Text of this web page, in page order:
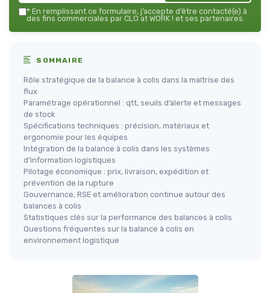
* En remplissant ce formulaire, j’accepte d’être contacté(e) à
des fins commerciales par CLO at WORK ! et ses partenaires.
SOMMAIRE
Rôle stratégique de la balance à colis dans la maîtrise des
flux
Paramétrage opérationnel : qtt, seuils d’alerte et messages
de stock
Spécifications techniques : précision, matériaux et
ergonomie pour les équipes
Intégration de la balance à colis dans les systèmes
d’information logistiques
Pilotage économique : prix, livraison, expédition et
prévention de la rupture
Gouvernance, RSE et amélioration continue autour des
balances à colis
Statistiques clés sur la performance des balances à colis
Questions fréquentes sur la balance à colis en
environnement logistique